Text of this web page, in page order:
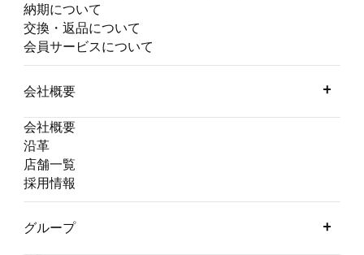
納期について
交換・返品について
会員サービスについて
会社概要
会社概要
沿革
店舗一覧
採用情報
グループ